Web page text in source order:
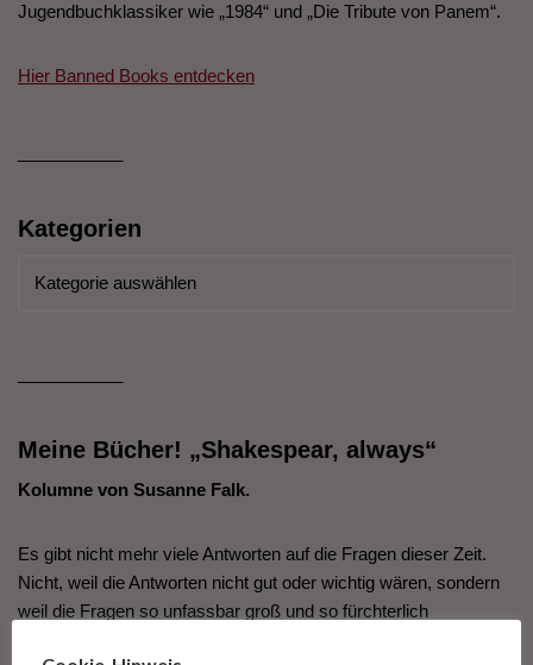
Jugendbuchklassiker wie „1984“ und „Die Tribute von Panem“.
Hier Banned Books entdecken
Kategorien
Meine Bücher! „Shakespear, always“
Kolumne von Susanne Falk.
Es gibt nicht mehr viele Antworten auf die Fragen dieser Zeit.
Nicht, weil die Antworten nicht gut oder wichtig wären, sondern
weil die Fragen so unfassbar groß und so fürchterlich